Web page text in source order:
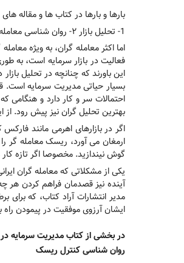
بارها و بارها در کتاب ها و مقاله
1- تحلیل بازار ۲- روان شناسی معامله گر ۳- مدیریت سرمایه.
اما اکثر معامله گران، به ویژه
فعالیت در بازار سرمایه است، به
این باورند که چنانچه در تحلیل
بسیار حیاتی مدیریت سرمایه است.
احتمالات سر و کار دارد و هنگامی
بهترین تحلیل گران نیز پیش رود.
اگر در بازارهای اهرمی مانند
ارمغان می آورد، ریسک معامله گر
گوش نیندازید. مخصوصا اگر تازه
یکی از مشکلاتی که معامله گران
آینده نیز قصدمان فراهم کردن هر
مدیر انتشارات آراد کتاب، که
ایشان آرزوی موفقیت در پیمودن
در بخشی از کتاب مدیریت سرمایه
روان شناسی کنترل ریسک